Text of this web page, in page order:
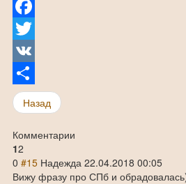
Facebook
Twitter
VK
Share
Назад
Комментарии
12
0 #15 Надежда 22.04.2018 00:05
Вижу фразу про СПб и